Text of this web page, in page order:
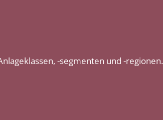
-segmenten und -regionen.